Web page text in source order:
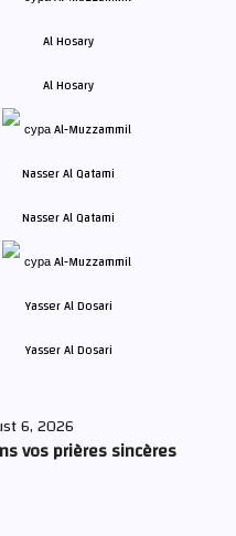
Al Hosary
Nasser Al Qatami
Yasser Al Dosari
6, 2026
vos prières sincères